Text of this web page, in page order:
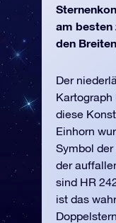
am besten
den
Der
diese
Einhorn
Symbol
der
sind HR
ist das